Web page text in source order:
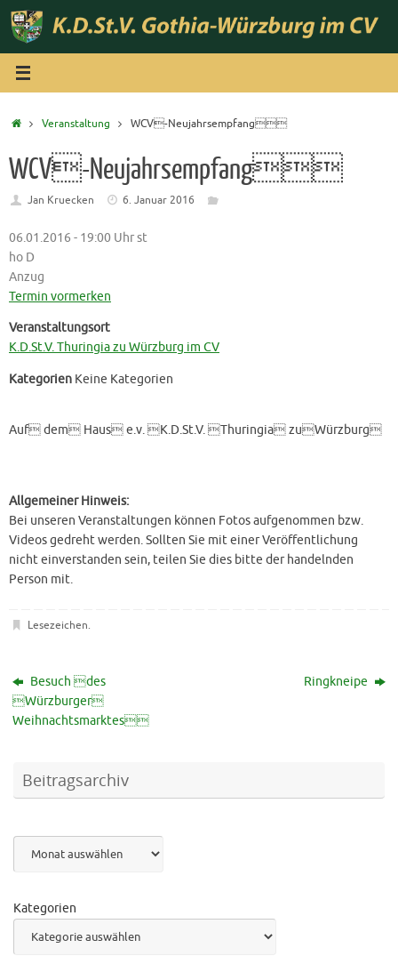
Zum
Inhalt
springen
StartVeranstaltung WCV-Neujahrsempfang
WCV-Neujahrsempfang
Jan Kruecken 6. Januar 2016
06.01.2016 - 19:00 Uhr st
ho D
Anzug
Termin vormerken
Veranstaltungsort
K.D.St.V. Thuringia zu Würzburg im CV
Kategorien Keine Kategorien
Auf dem Haus e.v. K.D.St.V. Thuringia zuWürzburg
Allgemeiner Hinweis:
Bei unseren Veranstaltungen können Fotos aufgenommen bzw.
Videos gedreht werden. Sollten Sie mit einer Veröffentlichung
nicht einverstanden sein, teilen Sie dies bitte der handelnden
Person mit.
Lesezeichen.
Besuch des
Würzburger
Weihnachtsmarktes
Ringkneipe
Beitragsarchiv
Kategorien